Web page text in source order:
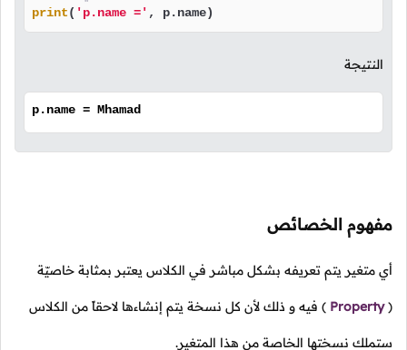
print( 'p.name =' , p.name)
النتيجة
p.name = Mhamad
مفهوم الخصائص
أي متغير يتم تعريفه بشكل مباشر في الكلاس يعتبر بمثابة خاصيّة
(
Property
) فيه و ذلك لأن كل نسخة يتم إنشاءها لاحقاً من الكلاس
ستملك نسختها الخاصة من هذا المتغير.